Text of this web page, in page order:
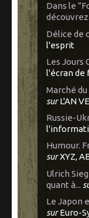
Dans le
Délice de
l'esprit
Les Jours
l'écran de
Marché du
surL'AN
Russie-
Humour.
surXYZ,
Ulrich
quant à...
Le Japon
surEuro-